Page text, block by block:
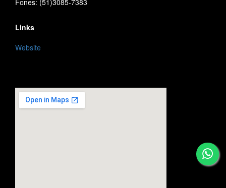
Fones: (51)3085-7383
Links
Website